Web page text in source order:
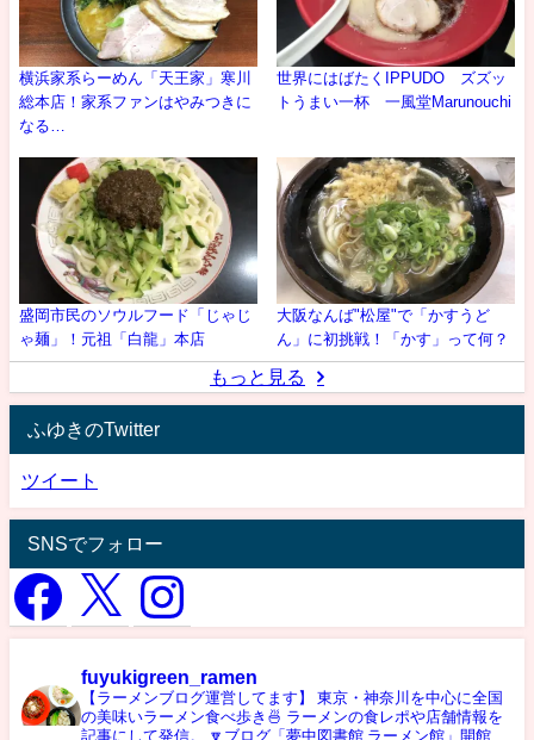
横浜家系らーめん「天王家」寒川
総本店！家系ファンはやみつきに
なる…
世界にはばたくIPPUDO ズズッ
トうまい一杯 一風堂Marunouchi
盛岡市民のソウルフード「じゃじ
ゃ麺」！元祖「白龍」本店
大阪なんば"松屋"で「かすうど
ん」に初挑戦！「かす」って何？
もっと見る
ふゆきのTwitter
ツイート
SNSでフォロー
fuyukigreen_ramen
【ラーメンブログ運営してます】
東京・神奈川を中心に全国
の美味いラーメン食べ歩き🍜 ラーメンの食レポや店舗情報を
記事にして発信。
🔽ブログ「夢中図書館 ラーメン館」開館